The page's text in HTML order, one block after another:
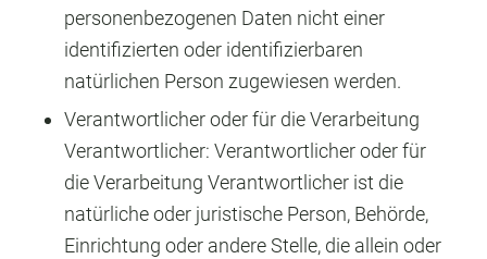
personenbezogenen Daten nicht einer
identifizierten oder identifizierbaren
natürlichen Person zugewiesen werden.
Verantwortlicher oder für die Verarbeitung
Verantwortlicher: Verantwortlicher oder für
die Verarbeitung Verantwortlicher ist die
natürliche oder juristische Person, Behörde,
Einrichtung oder andere Stelle, die allein oder